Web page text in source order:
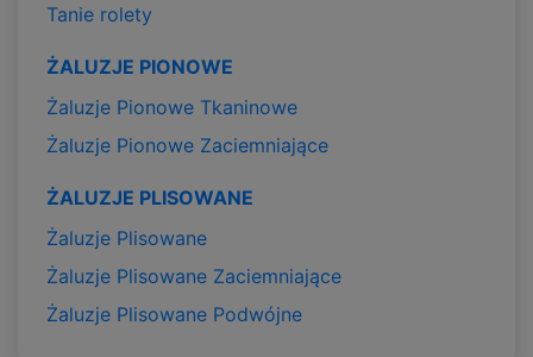
Tanie rolety
ŻALUZJE PIONOWE
Żaluzje Pionowe Tkaninowe
Żaluzje Pionowe Zaciemniające
ŻALUZJE PLISOWANE
Żaluzje Plisowane
Żaluzje Plisowane Zaciemniające
Żaluzje Plisowane Podwójne